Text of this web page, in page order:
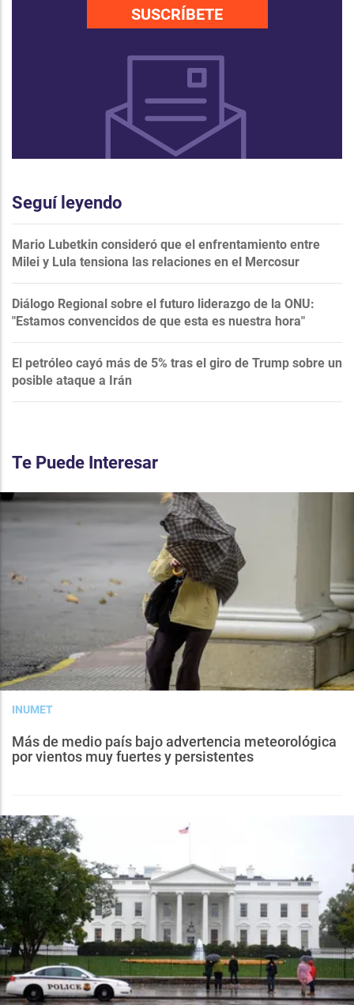
SUSCRÍBETE
Seguí leyendo
Mario Lubetkin consideró que el enfrentamiento entre
Milei y Lula tensiona las relaciones en el Mercosur
Diálogo Regional sobre el futuro liderazgo de la ONU:
"Estamos convencidos de que esta es nuestra hora"
El petróleo cayó más de 5% tras el giro de Trump sobre un
posible ataque a Irán
Te Puede Interesar
INUMET
Más de medio país bajo advertencia meteorológica
por vientos muy fuertes y persistentes